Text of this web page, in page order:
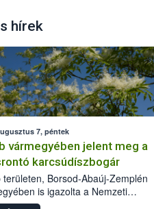
hírek
7, péntek
vármegyében jelent meg a
karcsúdíszbogár
területen, Borsod-Abaúj-Zemplén
is igazolta a Nemzeti
biztonsági Hivatal (Nébih) a